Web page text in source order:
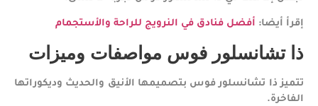
إقرأ أيضا: أفضل فنادق في النرويج للراحة والأستجمام
ذا تشانسلور فوس مواصفات وميزات
تتميز ذا تشانسلور فوس بتصميمها الأنيق والحديث وديكوراتها
الفاخرة.